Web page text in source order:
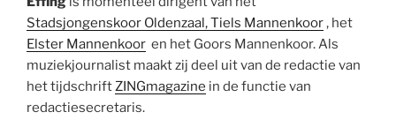
Stadsjongenskoor Oldenzaal,Tiels Mannenkoor, het
Elster Mannenkoor en het Goors Mannenkoor. Als
muziekjournalist maakt zij deel uit van de redactie van
het tijdschriftZINGmagazine in de functie van
redactiesecretaris.